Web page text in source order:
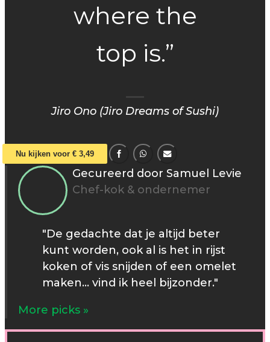
where the
top is.”
Jiro Ono (Jiro Dreams of Sushi)
Nu kijken voor € 3,49
Gecureerd door Samuel Levie
Chef-kok & ondernemer
"De gedachte dat je altijd beter
kunt worden, ook al is het in rijst
koken of vis snijden of een omelet
maken... vind ik heel bijzonder."
More picks